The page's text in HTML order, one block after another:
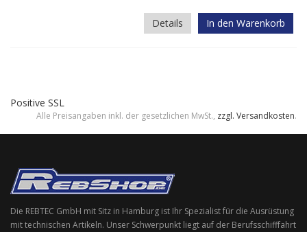
Details In den Warenkorb
Positive SSL
Alle Preisangaben inkl. der gesetzlichen MwSt., zzgl. Versandkosten.
Die REBTEC GmbH mit Sitz in Hamburg ist Ihr Spezialist für die Ausrüstung
mit technischen Artikeln. Unser Schwerpunkt liegt auf der Berufsschifffahrt